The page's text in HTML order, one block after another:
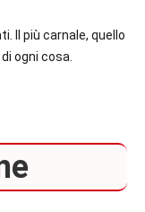
Il più carnale, quello
ogni cosa.